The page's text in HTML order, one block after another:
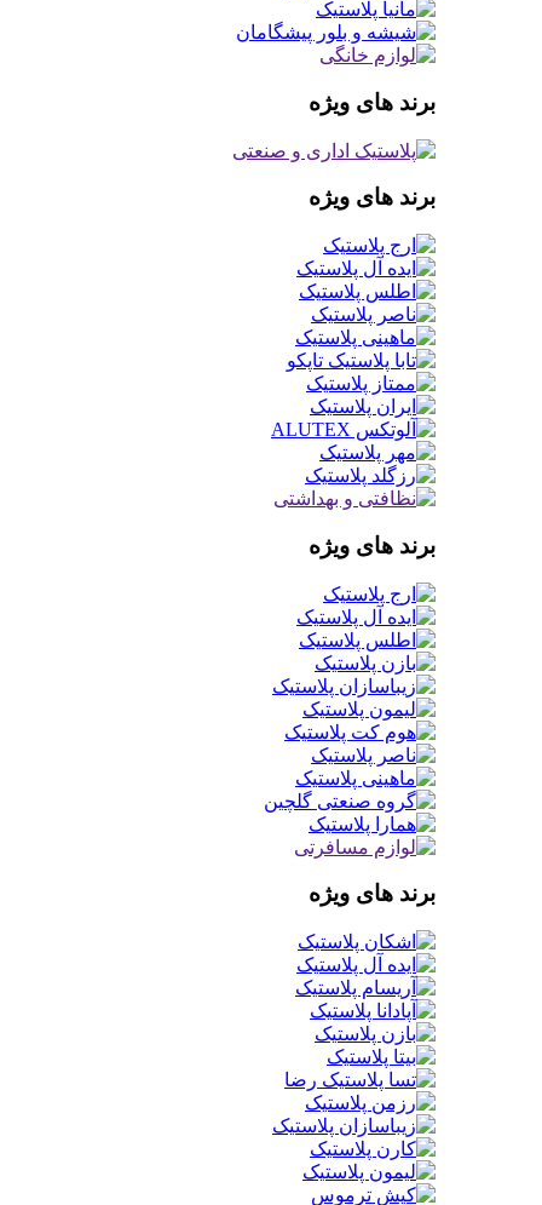
برند های ویژه
برند های ویژه
برند های ویژه
برند های ویژه